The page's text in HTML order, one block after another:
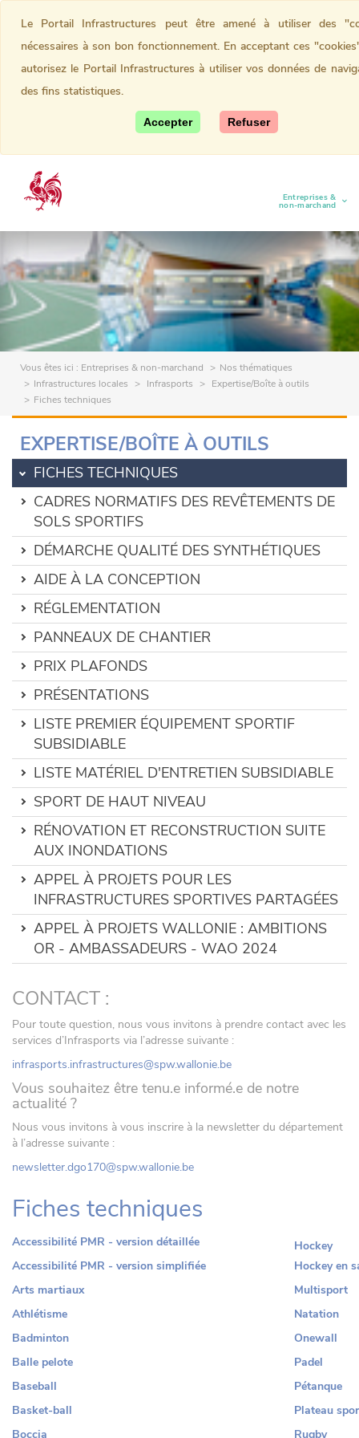
Entreprises &
non-marchand
(current)
Vous êtes ici : Entreprises & non-marchand
Nos thématiques
Infrastructures locales
Infrasports
Expertise/Boîte à outils
Fiches techniques
EXPERTISE/BOÎTE À OUTILS
FICHES TECHNIQUES
CADRES NORMATIFS DES REVÊTEMENTS DE
SOLS SPORTIFS
DÉMARCHE QUALITÉ DES SYNTHÉTIQUES
AIDE À LA CONCEPTION
RÉGLEMENTATION
PANNEAUX DE CHANTIER
PRIX PLAFONDS
PRÉSENTATIONS
LISTE PREMIER ÉQUIPEMENT SPORTIF
SUBSIDIABLE
LISTE MATÉRIEL D'ENTRETIEN SUBSIDIABLE
SPORT DE HAUT NIVEAU
RÉNOVATION ET RECONSTRUCTION SUITE
AUX INONDATIONS
APPEL À PROJETS POUR LES
INFRASTRUCTURES SPORTIVES PARTAGÉES
APPEL À PROJETS WALLONIE : AMBITIONS
OR - AMBASSADEURS - WAO 2024
CONTACT :
Pour toute question, nous vous invitons à prendre contact avec les
services d’Infrasports via l’adresse suivante :
infrasports.infrastructures@spw.wallonie.be
Vous souhaitez être tenu.e informé.e de notre
actualité ?
Nous vous invitons à vous inscrire à la newsletter du département
à l’adresse suivante :
newsletter.dgo170@spw.wallonie.be
Fiches techniques
Accessibilité PMR - version détaillée
Hockey
Accessibilité PMR - version simplifiée
Hockey en
Arts martiaux
Multisport
Athlétisme
Natation
Badminton
Onewall
Balle pelote
Padel
Baseball
Pétanque
Basket-ball
Plateau
Boccia
Rugby
Le Portail Infrastructures peut être amené à utiliser des
nécessaires à son bon fonctionnement. En acceptant ces
autorisez le Portail Infrastructures à utiliser vos données de
des fins statistiques.
Accepter Refuser